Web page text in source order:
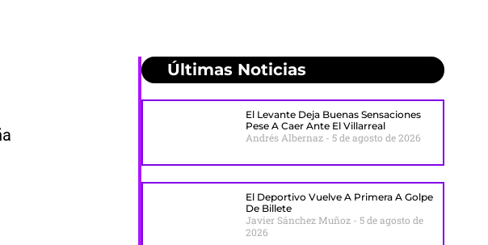
Últimas Noticias
El Levante Deja Buenas Sensaciones
Pese A Caer Ante El Villarreal
Andrés Albernaz 5 de agosto de 2026
El Deportivo Vuelve A Primera A Golpe
De Billete
Javier Sánchez Muñoz
5 de agosto de
2026